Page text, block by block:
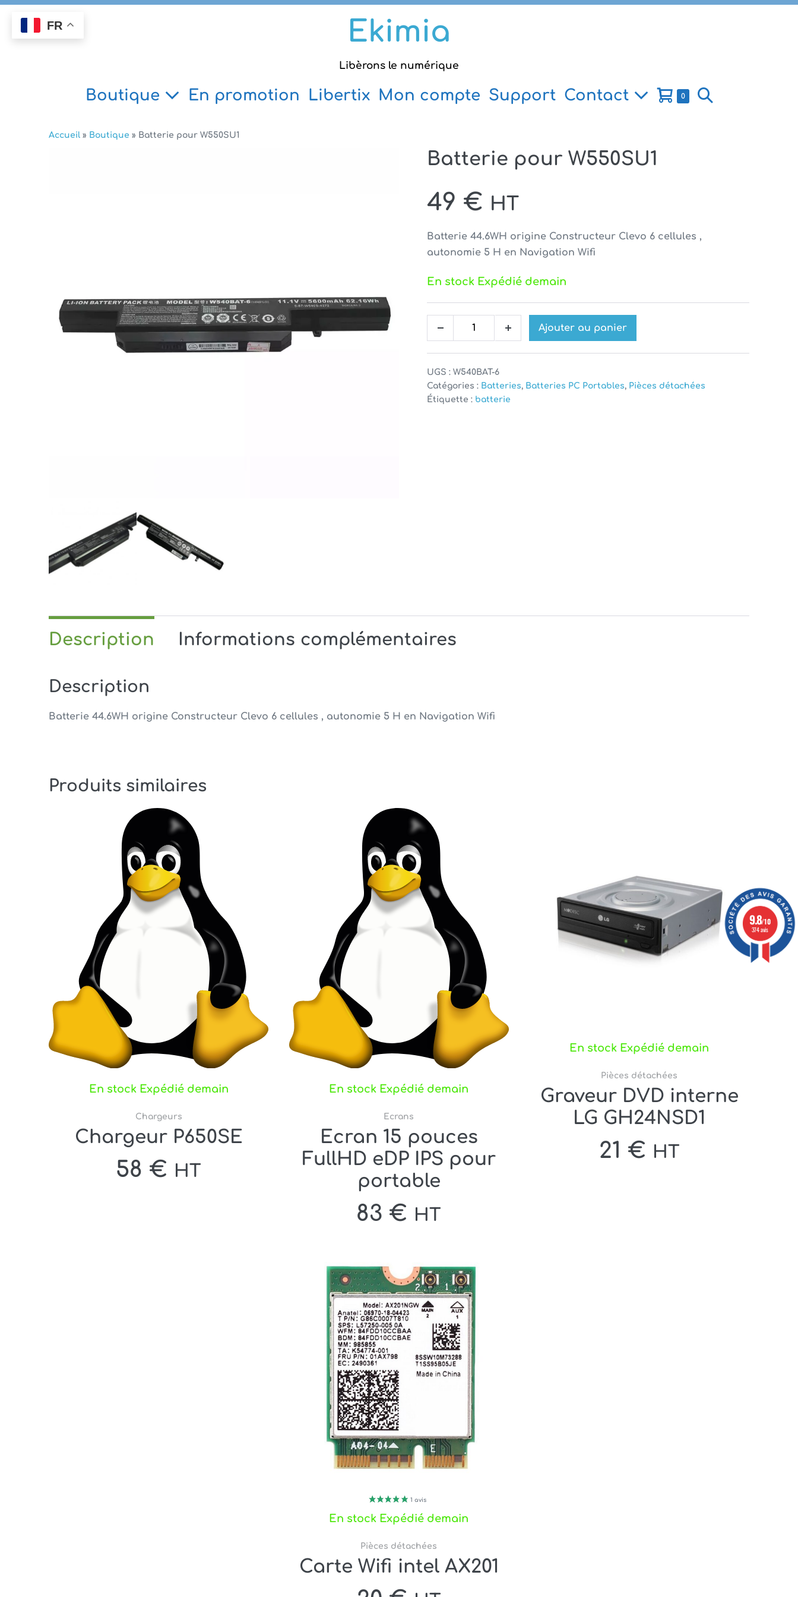
Aller
contenu
Ekimia
Libèrons le numérique
Boutique En promotion Libertix Mon compte Support Contact
Panier
0Éléments
Basculer
Accueil » Boutique » Batterie pour W550SU1
Batterie pour W550SU1
49 € HT
Batterie 44.6WH origine Constructeur Clevo 6 cellules ,
autonomie 5 H en Navigation Wifi
En stock Expédié demain
quantity
quantité
de
Batterie
pour
W550SU1
Increase
quantity
Ajouter au panier
UGS :W540BAT-6
Catégories : Batteries, Batteries PC Portables, Pièces détachées
Étiquette : batterie
Description Informations complémentaires
Description
Batterie 44.6WH origine Constructeur Clevo 6 cellules , autonomie 5 H en Navigation Wifi
Produits similaires
En stock Expédié demain
Chargeurs
Chargeur P650SE
58 € HT
En stock Expédié demain
Ecrans
Ecran 15 pouces
FullHD eDP IPS pour
portable
83 € HT
En stock Expédié demain
Pièces détachées
Graveur DVD interne
LG GH24NSD1
21 € HT
En stock Expédié demain
Pièces détachées
Carte Wifi intel AX201
FR
9.8/10
374 avis